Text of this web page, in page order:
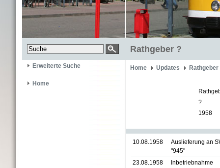
Rathgeber ?
Erweiterte Suche
Home
Home Updates Rathgeber
?
1958
10.08.1958
Auslieferung an
"945"
23.08.1958
Inbetriebnahme